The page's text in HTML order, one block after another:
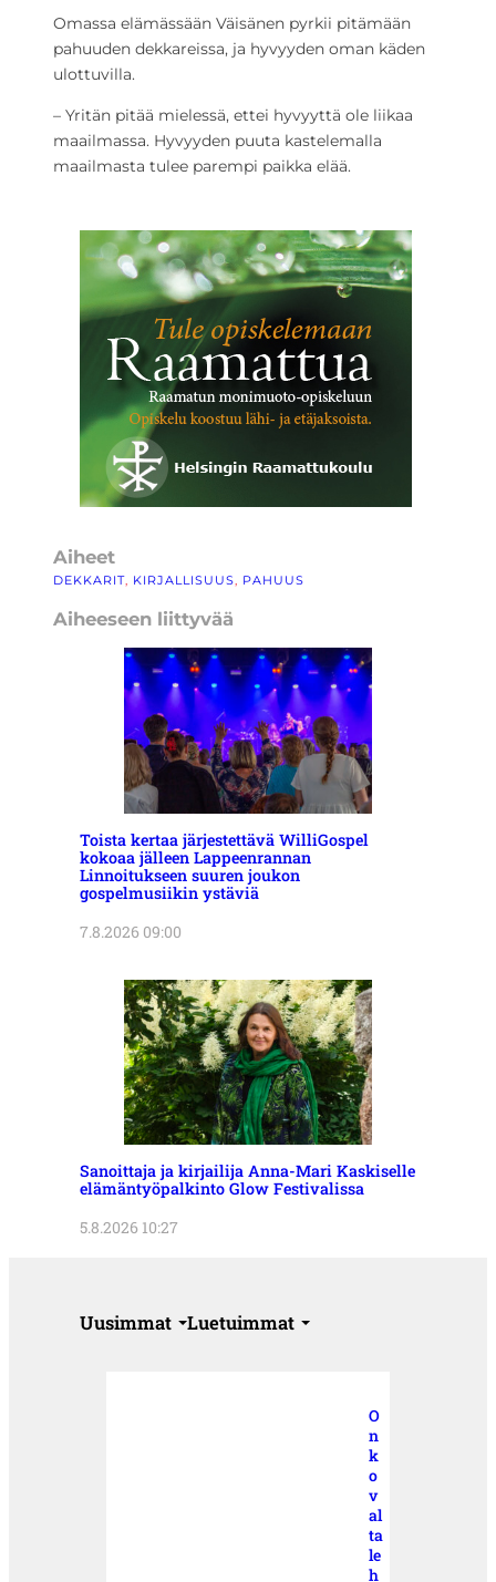
Omassa elämässään Väisänen pyrkii pitämään
pahuuden dekkareissa, ja hyvyyden oman käden
ulottuvilla.
– Yritän pitää mielessä, ettei hyvyyttä ole liikaa
maailmassa. Hyvyyden puuta kastelemalla
maailmasta tulee parempi paikka elää.
Aiheet
DEKKARIT, KIRJALLISUUS, PAHUUS
Aiheeseen liittyvää
Toista kertaa järjestettävä WilliGospel
kokoaa jälleen Lappeenrannan
Linnoitukseen suuren joukon
gospelmusiikin ystäviä
7.8.2026 09:00
Sanoittaja ja kirjailija Anna-Mari Kaskiselle
elämäntyöpalkinto Glow Festivalissa
5.8.2026 10:27
Uusimmat Luetuimmat
O
n
k
o
v
al
ta
le
h